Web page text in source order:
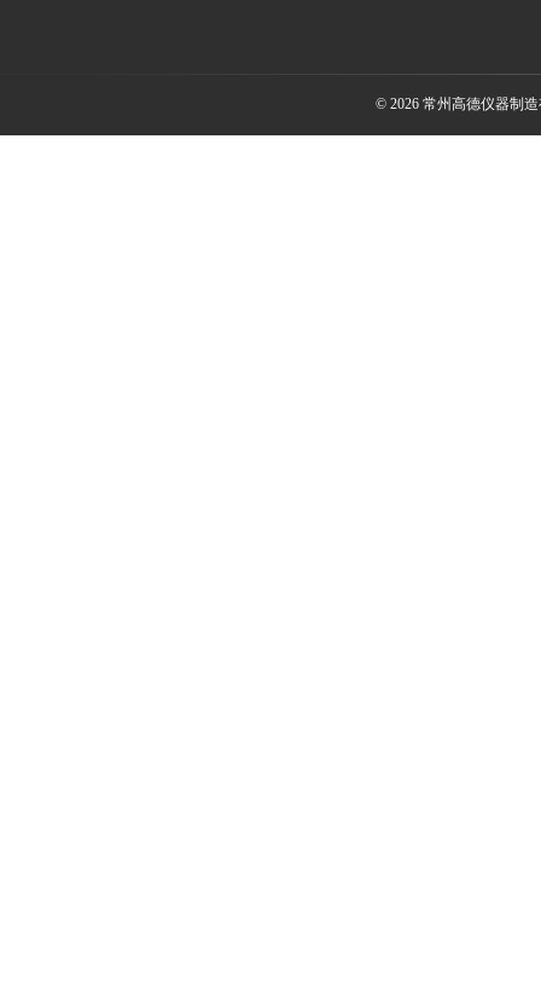
© 2026 常州高德仪器制